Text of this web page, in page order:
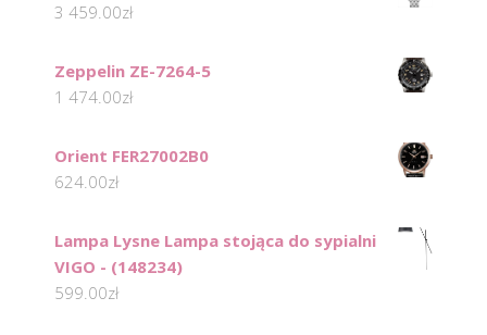
3 459.00zł
Zeppelin ZE-7264-5
1 474.00zł
Orient FER27002B0
624.00zł
Lampa Lysne Lampa stojąca do sypialni
VIGO - (148234)
599.00zł